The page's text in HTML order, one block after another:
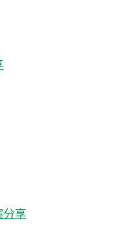
分享